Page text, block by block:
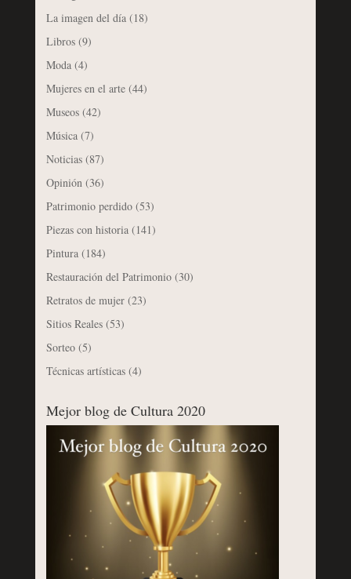
La imagen del día(18)
Libros(9)
Moda(4)
Mujeres en el arte(44)
Museos(42)
Música(7)
Noticias(87)
Opinión(36)
Patrimonio perdido(53)
Piezas con historia(141)
Pintura(184)
Restauración del Patrimonio(30)
Retratos de mujer(23)
Sitios Reales(53)
Sorteo(5)
Técnicas artísticas(4)
Mejor blog de Cultura 2020